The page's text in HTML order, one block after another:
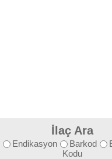
İlaç Ara
Endikasyon Barkod
Kodu